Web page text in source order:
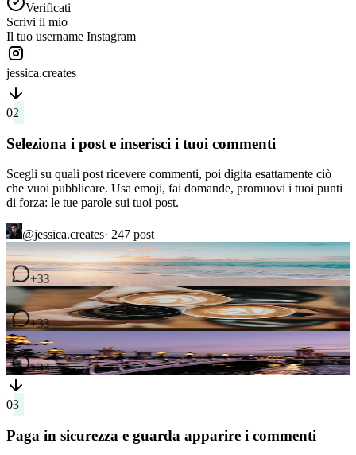
Verificati
Scrivi il mio
Il tuo username Instagram
02
Seleziona i post e inserisci i tuoi commenti
Scegli su quali post ricevere commenti, poi digita esattamente ciò
che vuoi pubblicare. Usa emoji, fai domande, promuovi i tuoi punti
di forza: le tue parole sui tuoi post.
4 commenti
+33
2 commenti
7 commenti
03
Paga in sicurezza e guarda apparire i commenti